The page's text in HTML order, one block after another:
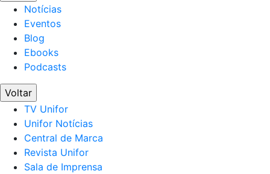
Notícias
Eventos
Blog
Ebooks
Podcasts
Voltar
TV Unifor
Unifor Notícias
Central de Marca
Revista Unifor
Sala de Imprensa